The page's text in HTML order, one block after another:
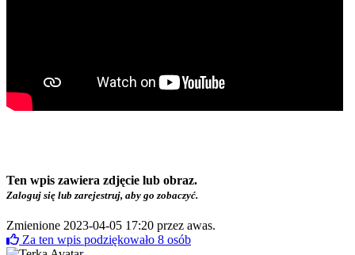
Ten wpis zawiera zdjęcie lub obraz.
Zaloguj się lub zarejestruj, aby go zobaczyć.
Zmienione 2023-04-05 17:20 przez awas.
Za ten wpis podziękowało 8 osób